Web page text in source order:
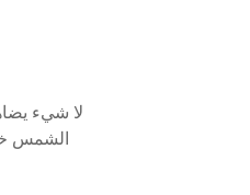
لا شيء
الشمس